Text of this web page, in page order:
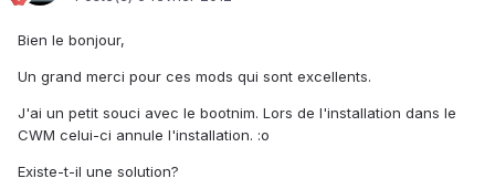
Bien le bonjour,
Un grand merci pour ces mods qui sont excellents.
J'ai un petit souci avec le bootnim. Lors de l'installation dans le
CWM celui-ci annule l'installation. :o
Existe-t-il une solution?